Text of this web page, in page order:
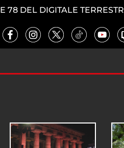
78 DEL DIGITALE